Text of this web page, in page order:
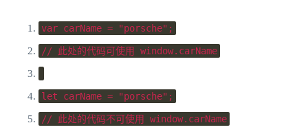
var carName = "porsche" ;
// 此处的代码可使用 window.carName
let carName = "porsche" ;
// 此处的代码不可使用 window.carName